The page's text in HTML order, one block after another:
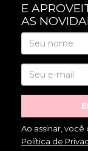
E
AS
Ao assinar,
Política de